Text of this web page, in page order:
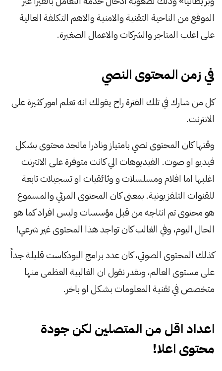
الموقع من الناحية التقنية والامنية والاهم التكلفة العالية
على اغلب المتاجر والشركات والاعمال الصغيرة.
في زمن المحتوى النصي
كل من شارك في تلك الفترة راح يقولك انه تعلم امور كثيرة على
الانترنت.
وقتها كان المحتوى نصي بامتياز ونادرا مانجد محتوى بشكل
فيديو او صوت. الفيديوهات الي كانت متوفرة على الانترنت
اغلبها اما افلام ومسلسلات و وثائقيات او تسجيلات تابعة
للقنوات التلفزيونية. بمعنى كان المحتوى المرئي والمسموع
هو محتوى تم انتاجه من قبل مؤسسات وليس افراد كما هو
الحال اليوم، وفي الغالب كان تواجد هذا المحتوى غير شرعي!
كذلك المحتوى الصوتي، كان عدد برامج البودكاست قليلة جداً
على مستوى العالم، ونقدر نقول ان الغالبية العظمى منها
متخصص في تقنية المعلومات بشكل او باخر.
اعداد اقل من المتصلين لكن جودة
محتوى اعلا!